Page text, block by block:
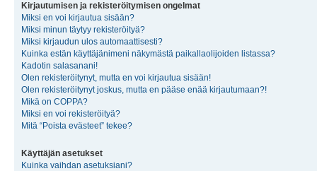
Kirjautumisen ja rekisteröitymisen ongelmat
Miksi en voi kirjautua sisään?
Miksi minun täytyy rekisteröityä?
Miksi kirjaudun ulos automaattisesti?
Kuinka estän käyttäjänimeni näkymästä paikallaolijoiden listassa?
Kadotin salasanani!
Olen rekisteröitynyt, mutta en voi kirjautua sisään!
Olen rekisteröitynyt joskus, mutta en pääse enää kirjautumaan?!
Mikä on COPPA?
Miksi en voi rekisteröityä?
Mitä “Poista evästeet” tekee?
Käyttäjän asetukset
Kuinka vaihdan asetuksiani?